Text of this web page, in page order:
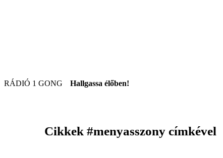
RÁDIÓ 1 GONG Hallgassa élőben!
Cikkek #menyasszony címkével